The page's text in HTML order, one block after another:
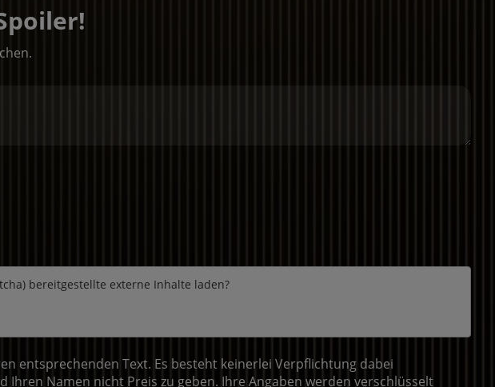
bereitgestellte externe Inhalte laden?
entsprechenden Text. Es besteht keinerlei Verpflichtung dabei
Namen nicht Preis zu geben. Ihre Angaben werden verschlüsselt